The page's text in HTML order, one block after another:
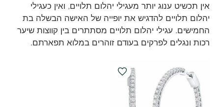
אין תכשיט ענוג יותר מעגילי יהלום תלויים, ואין כעגילי
יהלום תלויים להדגיש את יופייה של האישה הבשלה בת
החמישים. עגילי יהלום תלויים מסתתרים בין קווצות שיער
רכות ונגלים לפרקים בעודם זוהרים במלוא תפארתם.